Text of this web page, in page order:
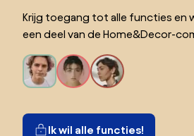
Krijg toegang tot alle functies en
een deel van de Home&Decor-
Ik wil alle functies!